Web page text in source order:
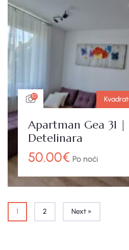
10
Apartman Gea 31 |
Detelinara
50.00€ Po noći
1 2 Next »